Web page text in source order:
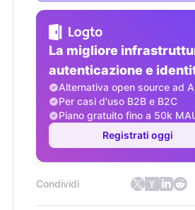
La migliore
autenticazione e
Alternativa open source ad
Per casi d'uso B2B e B2C
Piano gratuito fino a 50k
Registrati oggi
Condividi